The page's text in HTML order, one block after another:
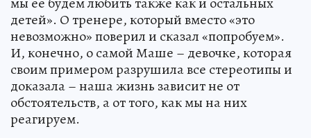
детей». О тренере, который вместо «это
невозможно» поверил и сказал «попробуем».
И, конечно, о самой Маше – девочке, которая
своим примером разрушила все стереотипы и
доказала – наша жизнь зависит не от
обстоятельств, а от того, как мы на них
реагируем.